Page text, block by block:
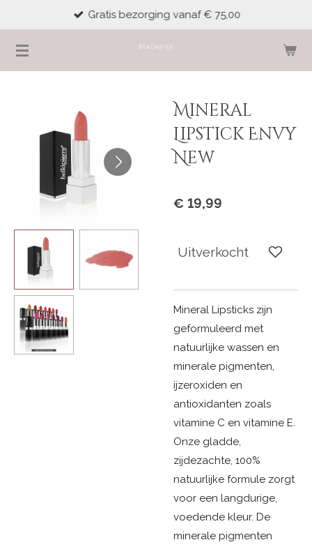
naar
de
Gratis bezorging vanaf € 75,00
Mineral
Lipstick Envy
New
€ 19,99
Uitverkocht
Mineral Lipsticks zijn
geformuleerd met
natuurlijke wassen en
minerale pigmenten,
ijzeroxiden en
antioxidanten zoals
vitamine C en vitamine E.
Onze gladde,
zijdezachte, 100%
natuurlijke formule zorgt
voor een langdurige,
voedende kleur. De
minerale pigmenten